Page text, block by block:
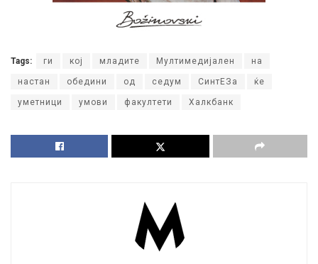
Tags: ги кој младите Мултимедијален на
настан обедини од седум СинтЕЗа ќе
уметници умови факултети Халкбанк